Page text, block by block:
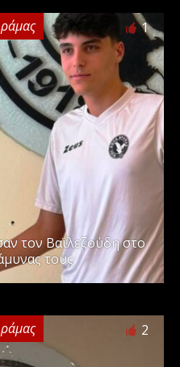
1
τον Βαϊλεζούδη στο
τους
2